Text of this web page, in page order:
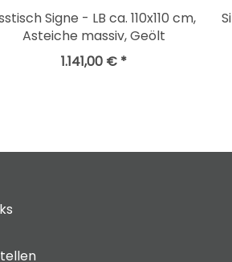
Signe - LB ca. 110x110 cm,
Asteiche massiv, Geölt
1.141,00 € *